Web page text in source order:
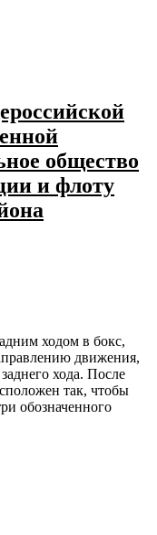
общество
и флоту
ходом в бокс,
движения,
хода. После
так, чтобы
обозначенного